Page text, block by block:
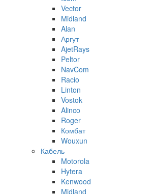
Vector
Midland
Alan
Аргут
AjetRays
Peltor
NavCom
Racio
Linton
Vostok
Alinco
Roger
Комбат
Wouxun
Кабель
Motorola
Hytera
Kenwood
Midland